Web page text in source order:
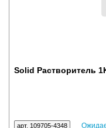
Solid Растворитель
арт. 109705-4348